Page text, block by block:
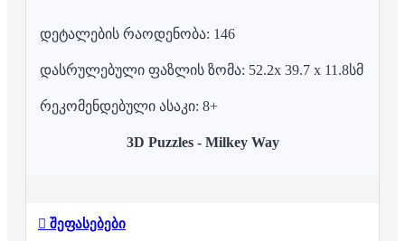
დეტალების რაოდენობა: 146
დასრულებული ფაზლის ზომა: 52.2x 39.7 x 11.8სმ
რეკომენდებული ასაკი: 8+
3D Puzzles - Milkey Way
შეფასებები